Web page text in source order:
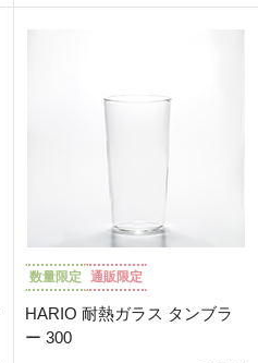
数量限定 通販限定
HARIO 耐熱ガラス タンブラ
ー 300